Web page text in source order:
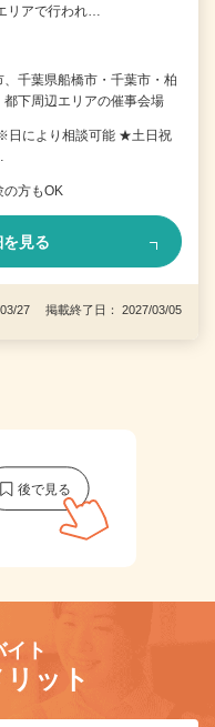
リアで行われ…
千葉県船橋市・千葉市・柏
下周辺エリアの催事会場
により相談可能 ★土日祝
の方もOK
見る
03/27 掲載終了日： 2027/03/05
イト
ット